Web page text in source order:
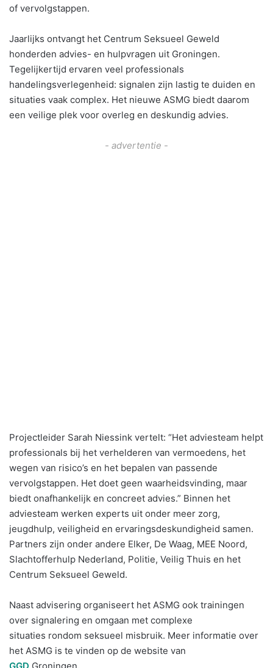
of vervolgstappen.
Jaarlijks ontvangt het Centrum Seksueel Geweld
honderden advies- en hulpvragen uit Groningen.
Tegelijkertijd ervaren veel professionals
handelingsverlegenheid: signalen zijn lastig te duiden en
situaties vaak complex. Het nieuwe ASMG biedt daarom
een veilige plek voor overleg en deskundig advies.
- advertentie -
Projectleider Sarah Niessink vertelt: “Het adviesteam helpt
professionals bij het verhelderen van vermoedens, het
wegen van risico’s en het bepalen van passende
vervolgstappen. Het doet geen waarheidsvinding, maar
biedt onafhankelijk en concreet advies.” Binnen het
adviesteam werken experts uit onder meer zorg,
jeugdhulp, veiligheid en ervaringsdeskundigheid samen.
Partners zijn onder andere Elker, De Waag, MEE Noord,
Slachtofferhulp Nederland, Politie, Veilig Thuis en het
Centrum Seksueel Geweld.
Naast advisering organiseert het ASMG ook trainingen
over signalering en omgaan met complexe
situaties rondom seksueel misbruik. Meer informatie over
het ASMG is te vinden op de website van